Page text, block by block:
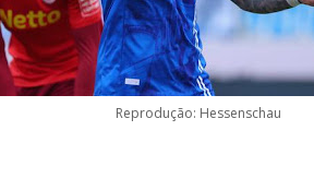
Reprodução: Hessenschau